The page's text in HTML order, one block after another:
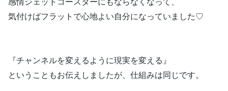
気付けばフラットで心地よい自分になっていました♡
『チャンネルを変えるように現実を変える』
ということもお伝えしましたが、仕組みは同じです。